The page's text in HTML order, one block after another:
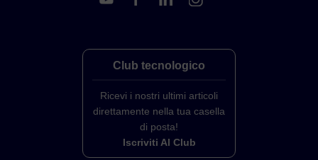
Club tecnologico
Ricevi i nostri ultimi articoli
direttamente nella tua casella
di posta!
Iscriviti Al Club